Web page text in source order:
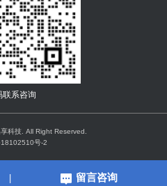
联系咨询
科技. All Right Reserved.
号-2
留言咨询